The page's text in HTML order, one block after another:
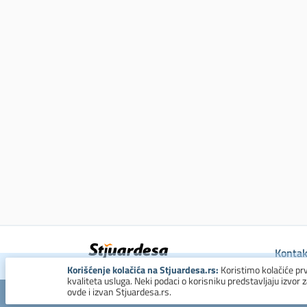
Korišćenje kolačića na Stjuardesa.rs: Koristimo kolačiće
kvaliteta usluga. Neki podaci o korisniku predstavljaju
ovde i izvan Stjuardesa.rs.